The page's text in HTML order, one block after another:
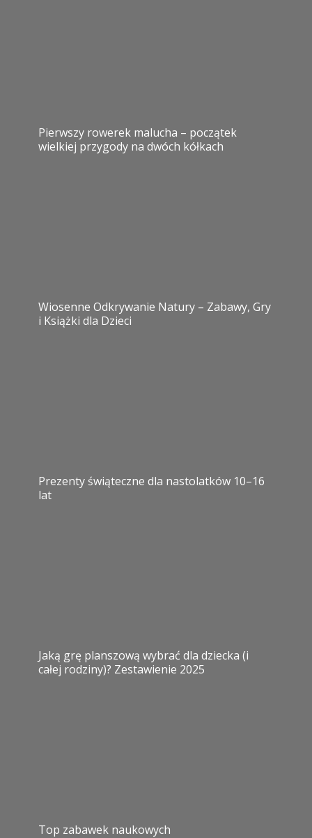
Pierwszy rowerek malucha – początek
wielkiej przygody na dwóch kółkach
Wiosenne Odkrywanie Natury – Zabawy, Gry
i Książki dla Dzieci
Prezenty świąteczne dla nastolatków 10–16
lat
Jaką grę planszową wybrać dla dziecka (i
całej rodziny)? Zestawienie 2025
Top zabawek naukowych